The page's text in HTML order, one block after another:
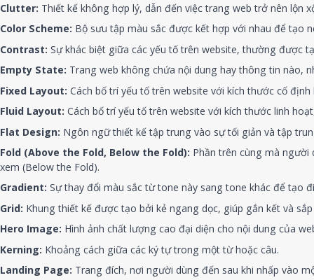
Clutter: Thiết kế không hợp lý, dẫn đến việc trang web trở nên lộn
Color Scheme: Bộ sưu tập màu sắc được kết hợp với nhau để tạo
Contrast: Sự khác biệt giữa các yếu tố trên website, thường được
Empty State: Trang web không chứa nội dung hay thông tin nào,
Fixed Layout: Cách bố trí yếu tố trên website với kích thước cố
Fluid Layout: Cách bố trí yếu tố trên website với kích thước linh
Flat Design: Ngôn ngữ thiết kế tập trung vào sự tối giản và tập
Fold (Above the Fold, Below the Fold): Phần trên cùng mà người
xem (Below the Fold).
Gradient: Sự thay đổi màu sắc từ tone này sang tone khác để tạo
Grid: Khung thiết kế được tạo bởi kẻ ngang dọc, giúp gắn kết và
Hero Image: Hình ảnh chất lượng cao đại diện cho nội dung của
Kerning: Khoảng cách giữa các ký tự trong một từ hoặc câu.
Landing Page: Trang đích, nơi người dùng đến sau khi nhấp vào